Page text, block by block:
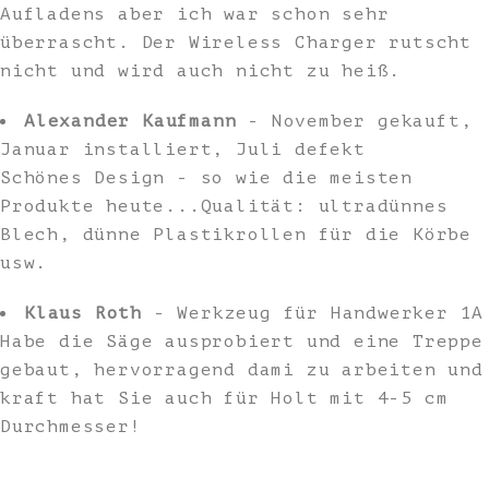
Aufladens aber ich war schon sehr
überrascht. Der Wireless Charger rutscht
nicht und wird auch nicht zu heiß.
Alexander Kaufmann - November gekauft,
Januar installiert, Juli defekt
Schönes Design - so wie die meisten
Produkte heute...Qualität: ultradünnes
Blech, dünne Plastikrollen für die Körbe
usw.
Klaus Roth - Werkzeug für Handwerker 1A
Habe die Säge ausprobiert und eine Treppe
gebaut, hervorragend dami zu arbeiten und
kraft hat Sie auch für Holt mit 4-5 cm
Durchmesser!